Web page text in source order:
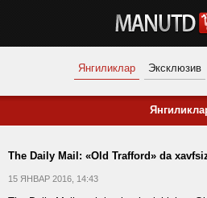
Янгиликлар Эксклюзив
The Daily Mail: «Old Trafford» da
15 ЯНВАР 2016, 14:43